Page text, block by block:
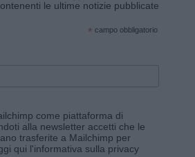
le ultime notizie pubblicate
* campo obbligatorio
come piattaforma di
alla newsletter accetti che le
trasferite a Mailchimp per
qui l'informativa sulla privacy